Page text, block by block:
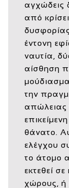
αγχώδεις
από
έντονη
ναυτία,
αίσθηση
την
απώλειας
θάνατο.
ελέγχου
το άτομο
εκτεθεί
χώρους, ή